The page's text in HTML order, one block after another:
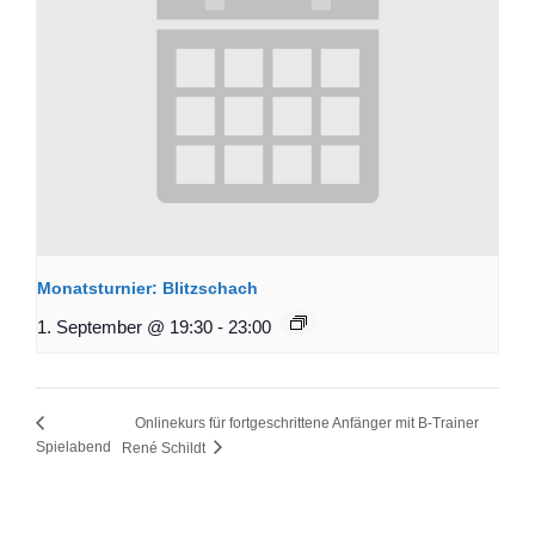
Monatsturnier: Blitzschach
1. September @ 19:30 - 23:00
Spielabend
Onlinekurs für fortgeschrittene Anfänger mit B-Trainer
René Schildt